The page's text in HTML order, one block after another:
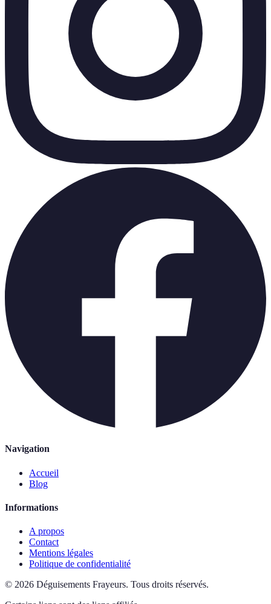
Navigation
Accueil
Blog
Informations
A propos
Contact
Mentions légales
Politique de confidentialité
© 2026 Déguisements Frayeurs. Tous droits réservés.